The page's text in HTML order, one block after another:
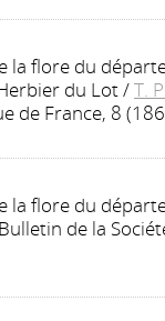
la flore du
du Lot/T.
de France, 8
la flore du
de la